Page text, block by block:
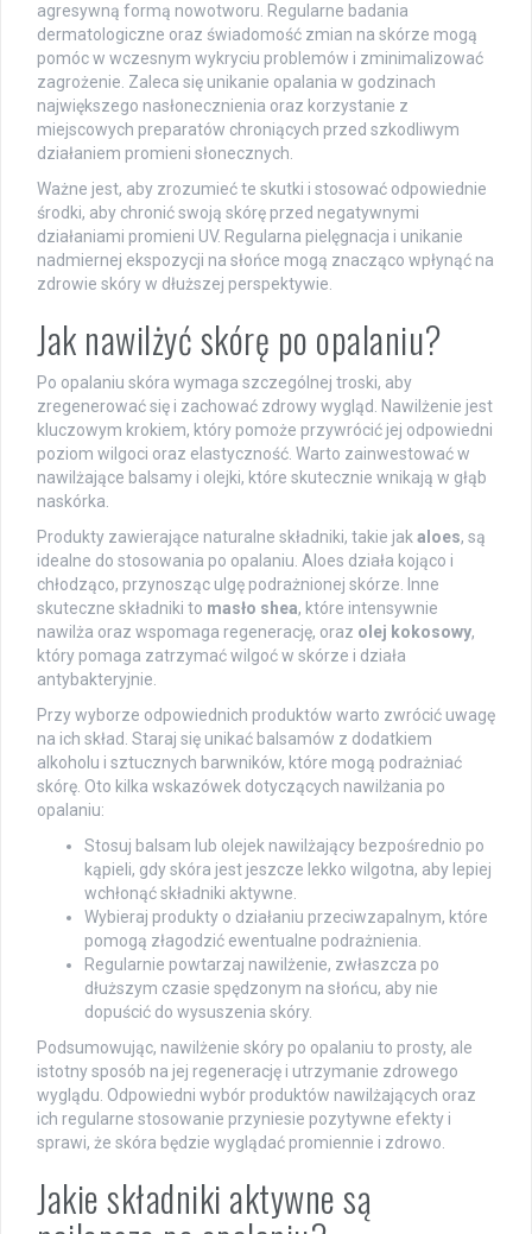
agresywną formą nowotworu. Regularne badania
dermatologiczne oraz świadomość zmian na skórze mogą
pomóc w wczesnym wykryciu problemów i zminimalizować
zagrożenie. Zaleca się unikanie opalania w godzinach
największego nasłonecznienia oraz korzystanie z
miejscowych preparatów chroniących przed szkodliwym
działaniem promieni słonecznych.
Ważne jest, aby zrozumieć te skutki i stosować odpowiednie
środki, aby chronić swoją skórę przed negatywnymi
działaniami promieni UV. Regularna pielęgnacja i unikanie
nadmiernej ekspozycji na słońce mogą znacząco wpłynąć na
zdrowie skóry w dłuższej perspektywie.
Jak nawilżyć skórę po opalaniu?
Po opalaniu skóra wymaga szczególnej troski, aby
zregenerować się i zachować zdrowy wygląd. Nawilżenie jest
kluczowym krokiem, który pomoże przywrócić jej odpowiedni
poziom wilgoci oraz elastyczność. Warto zainwestować w
nawilżające balsamy i olejki, które skutecznie wnikają w głąb
naskórka.
Produkty zawierające naturalne składniki, takie jakaloes, są
idealne do stosowania po opalaniu. Aloes działa kojąco i
chłodząco, przynosząc ulgę podrażnionej skórze. Inne
skuteczne składniki to masło shea, które intensywnie
nawilża oraz wspomaga regenerację, oraz olej kokosowy,
który pomaga zatrzymać wilgoć w skórze i działa
antybakteryjnie.
Przy wyborze odpowiednich produktów warto zwrócić uwagę
na ich skład. Staraj się unikać balsamów z dodatkiem
alkoholu i sztucznych barwników, które mogą podrażniać
skórę. Oto kilka wskazówek dotyczących nawilżania po
opalaniu:
Stosuj balsam lub olejek nawilżający bezpośrednio po
kąpieli, gdy skóra jest jeszcze lekko wilgotna, aby lepiej
wchłonąć składniki aktywne.
Wybieraj produkty o działaniu przeciwzapalnym, które
pomogą złagodzić ewentualne podrażnienia.
Regularnie powtarzaj nawilżenie, zwłaszcza po
dłuższym czasie spędzonym na słońcu, aby nie
dopuścić do wysuszenia skóry.
Podsumowując, nawilżenie skóry po opalaniu to prosty, ale
istotny sposób na jej regenerację i utrzymanie zdrowego
wyglądu. Odpowiedni wybór produktów nawilżających oraz
ich regularne stosowanie przyniesie pozytywne efekty i
sprawi, że skóra będzie wyglądać promiennie i zdrowo.
Jakie składniki aktywne są